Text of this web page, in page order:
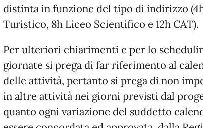
distinta in funzione del tipo di indirizzo
Turistico, 8h Liceo Scientifico e 12h CAT).
Per ulteriori chiarimenti e per lo
giornate si prega di far riferimento al
delle attività, pertanto si prega di non
in altre attività nei giorni previsti dal
quanto ogni variazione del suddetto